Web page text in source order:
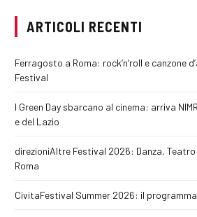
ARTICOLI RECENTI
Ferragosto a Roma: rock’n’roll e canzone
Festival
I Green Day sbarcano al cinema: arriva
e del Lazio
direzioniAltre Festival 2026: Danza,
Roma
CivitaFestival Summer 2026: il programma